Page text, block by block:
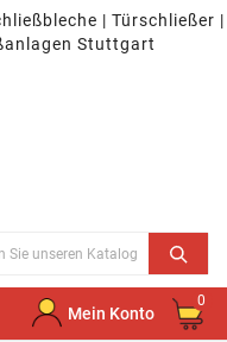
| Türschließer |
Stuttgart
Mein Konto
0